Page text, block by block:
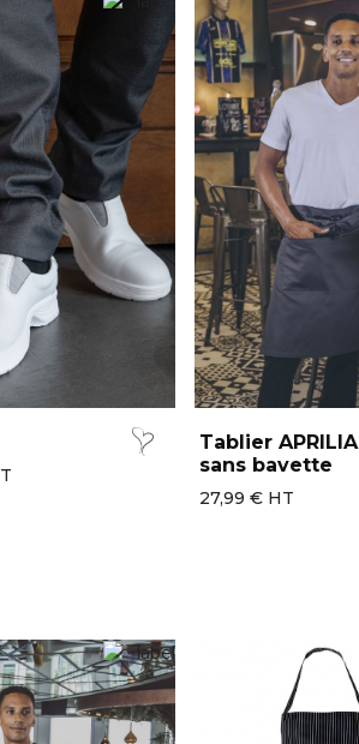
Tablier APRILIA
sans bavette
27,99 € HT